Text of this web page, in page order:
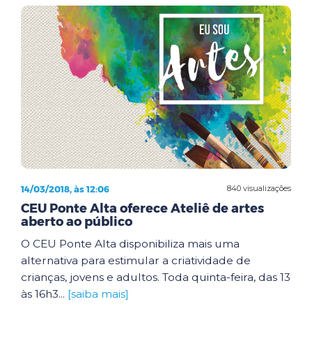
840 visualizações
14/03/2018, às 12:06
CEU Ponte Alta oferece Ateliê de artes
aberto ao público
O CEU Ponte Alta disponibiliza mais uma
alternativa para estimular a criatividade de
crianças, jovens e adultos. Toda quinta-feira, das 13
às 16h3... [saiba mais]